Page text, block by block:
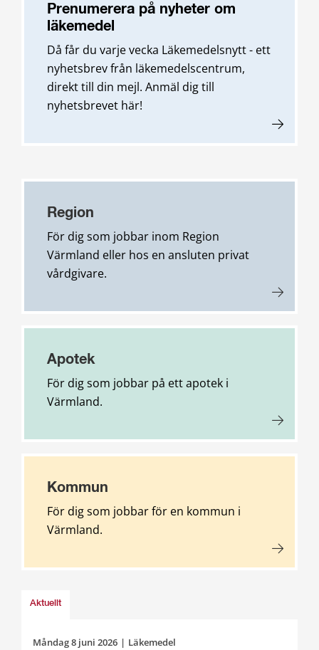
Prenumerera på nyheter om
läkemedel
Då får du varje vecka Läkemedelsnytt - ett
nyhetsbrev från läkemedelscentrum,
direkt till din mejl. Anmäl dig till
nyhetsbrevet här!
Region
För dig som jobbar inom Region
Värmland eller hos en ansluten privat
vårdgivare.
Apotek
För dig som jobbar på ett apotek i
Värmland.
Kommun
För dig som jobbar för en kommun i
Värmland.
Aktuellt
måndag 8 juni 2026 | Läkemedel